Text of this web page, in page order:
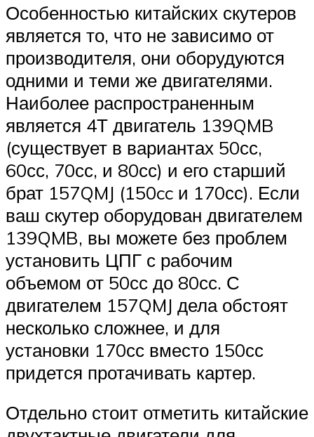
Особенностью китайских скутеров
является то, что не зависимо от
производителя, они оборудуются
одними и теми же двигателями.
Наиболее распространенным
является 4Т двигатель 139QMB
(существует в вариантах 50сс,
60сс, 70сс, и 80сс) и его старший
брат 157QMJ (150cc и 170сс). Если
ваш скутер оборудован двигателем
139QMB, вы можете без проблем
установить ЦПГ с рабочим
объемом от 50сс до 80сс. С
двигателем 157QMJ дела обстоят
несколько сложнее, и для
установки 170сс вместо 150сс
придется протачивать картер.
Отдельно стоит отметить китайские